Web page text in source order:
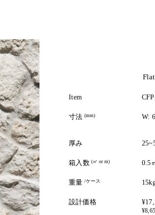
Item
寸法 (mm)
厚み
箱入数 (㎡ or m)
重量 /ケース
設計価格
Flat
W:
0.5